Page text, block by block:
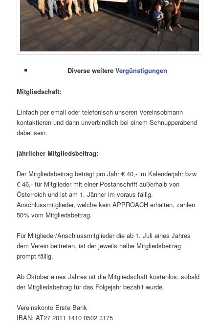
Diverse weitereVergünstigungen
Mitgliedschaft:
Einfach per email oder telefonisch unseren Vereinsobmann
kontaktieren und dann unverbindlich bei einem Schnupperabend
dabei sein.
jährlicher Mitgliedsbeitrag:
Der Mitgliedsbeitrag beträgt pro Jahr € 40,- im Kalenderjahr bzw.
€ 46,- für Mitglieder mit einer Postanschrift außerhalb von
Österreich und ist am 1. Jänner im voraus fällig.
Anschlussmitglieder, welche kein APPROACH erhalten, zahlen
50% vom Mitgliedsbeitrag.
Für Mitglieder/Anschlussmitglieder die ab 1. Juli eines Jahres
dem Verein beitreten, ist der jeweils halbe Mitgliedsbeitrag
prompt fällig.
Ab Oktober eines Jahres ist die Mitgliedschaft kostenlos, sobald
der Mitgliedsbeitrag für das Folgejahr bezahlt wurde.
Vereinskonto Erste Bank
IBAN: AT27 2011 1410 0502 3175